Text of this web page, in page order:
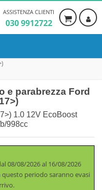
ASSISTENZA CLIENTI
030 9912722
e parabrezza Ford
1.0 12V EcoBoost
998cc
08/08/2026 al 16/08/2026
periodo saranno evasi